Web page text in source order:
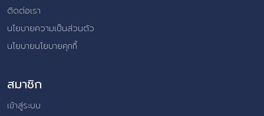
ติดต่อเรา
นโยบายความเป็นส่วนตัว
นโยบายนโยบายคุกกี้
สมาชิก
เข้าสู่ระบบ